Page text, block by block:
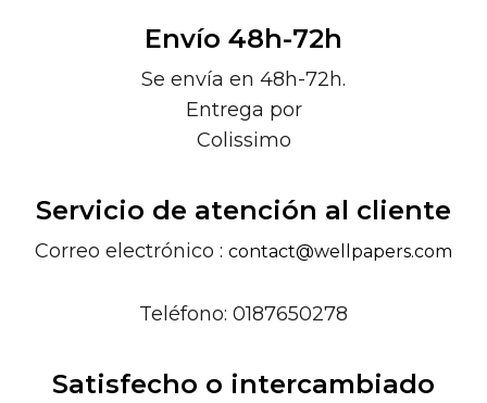
Envío 48h-72h
Se envía en 48h-72h.
Entrega por
Colissimo
Servicio de atención al cliente
Correo electrónico : contact@wellpapers.com
Teléfono: 0187650278
Satisfecho o intercambiado